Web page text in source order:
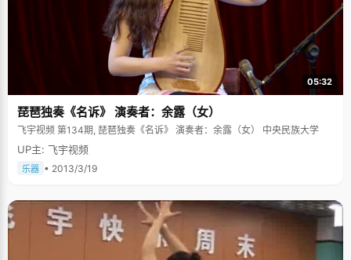
05:32
琵琶独奏《名诉》 演奏者：余露（女）
飞宇视频 第134期, 琵琶独奏《名诉》 演奏者：余露（女） 中央民族大学
UP主: 飞宇视频
乐器 • 2013/3/19